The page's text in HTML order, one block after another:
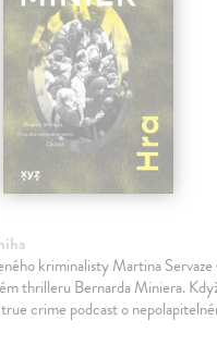
kriminalisty Martina Servaze
thrilleru Bernarda Miniera.
crime podcast o